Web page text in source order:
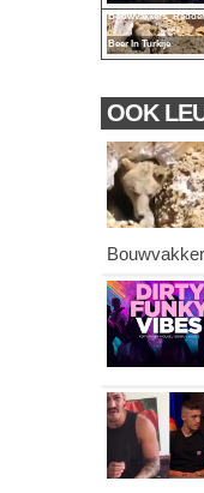
Bouwvakkers
Beer In Turkije
OOK